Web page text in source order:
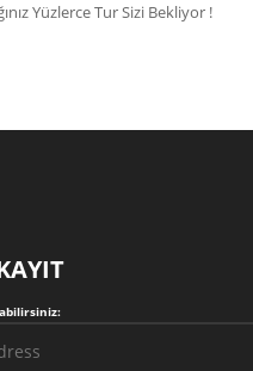
Yüzlerce Tur Sizi Bekliyor !